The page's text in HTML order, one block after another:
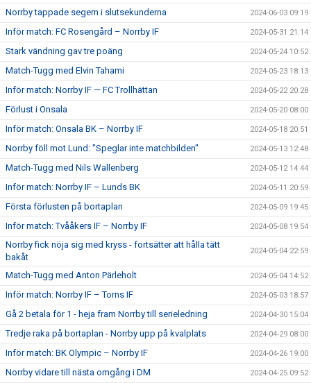
Norrby tappade segern i slutsekunderna 2024-06-03 09:19
Inför match: FC Rosengård – Norrby IF 2024-05-31 21:14
Stark vändning gav tre poäng 2024-05-24 10:52
Match-Tugg med Elvin Tahami 2024-05-23 18:13
Inför match: Norrby IF — FC Trollhättan 2024-05-22 20:28
Förlust i Onsala 2024-05-20 08:00
Inför match: Onsala BK – Norrby IF 2024-05-18 20:51
Norrby föll mot Lund: "Speglar inte matchbilden" 2024-05-13 12:48
Match-Tugg med Nils Wallenberg 2024-05-12 14:44
Inför match: Norrby IF – Lunds BK 2024-05-11 20:59
Första förlusten på bortaplan 2024-05-09 19:45
Inför match: Tvååkers IF – Norrby IF 2024-05-08 19:54
Norrby fick nöja sig med kryss - fortsätter att hålla tätt
bakåt
2024-05-04 22:59
Match-Tugg med Anton Pärleholt 2024-05-04 14:52
Inför match: Norrby IF – Torns IF 2024-05-03 18:57
Gå 2 betala för 1 - heja fram Norrby till serieledning 2024-04-30 15:04
Tredje raka på bortaplan - Norrby upp på kvalplats 2024-04-29 08:00
Inför match: BK Olympic – Norrby IF 2024-04-26 19:00
Norrby vidare till nästa omgång i DM 2024-04-25 09:52